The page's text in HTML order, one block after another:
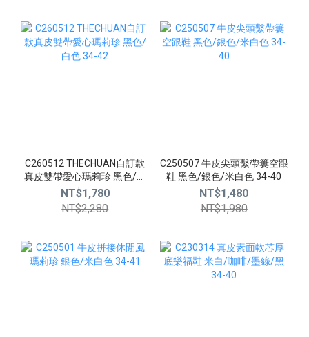
C260512 THECHUAN自訂款
真皮雙帶愛心瑪莉珍 黑色/白
色 34-42
NT$1,780
NT$2,280
C250507 牛皮尖頭繫帶簍空跟
鞋 黑色/銀色/米白色 34-40
NT$1,480
NT$1,980